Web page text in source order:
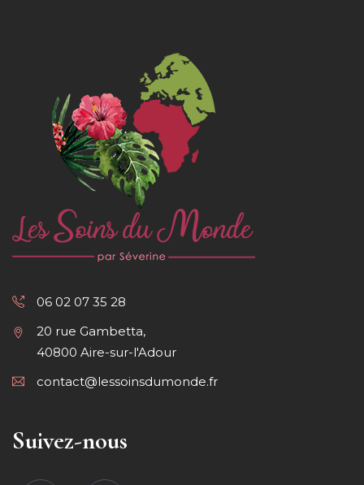
06 02 07 35 28
20 rue Gambetta,
40800 Aire-sur-l'Adour
contact@lessoinsdumonde.fr
Suivez-nous